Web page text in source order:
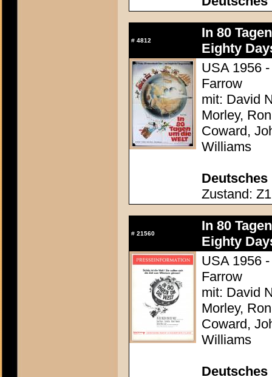
# 4812
In 80
Eighty
USA 1956
Farrow
mit: David
Morley,
Coward,
Williams
Deutsches
Zustand:
# 21560
In 80
Eighty
USA 1956
Farrow
mit: David
Morley,
Coward,
Williams
Deutsches